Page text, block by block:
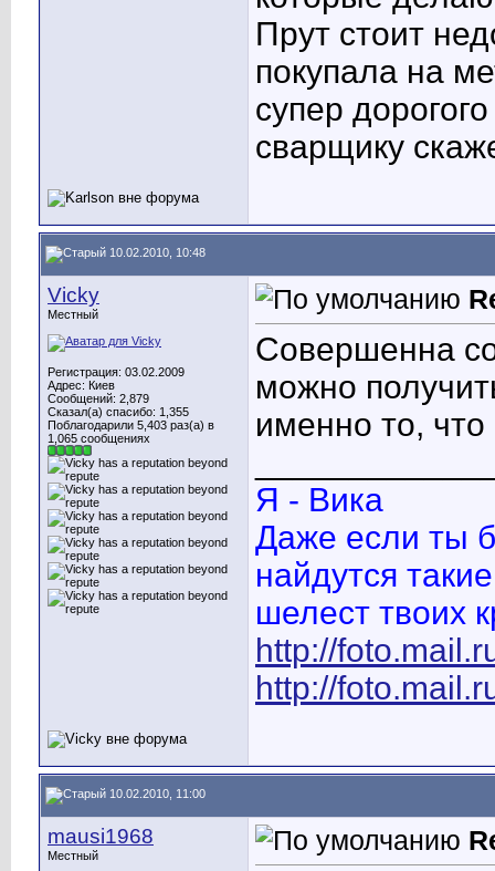
Прут стоит
покупала на
супер
сварщику
10.02.2010, 10:48
Vicky
Местный
Регистрация: 03.02.2009
Адрес: Киев
Сообщений: 2,879
Сказал(а) спасибо: 1,355
Поблагодарили 5,403 раз(а) в
1,065 сообщениях
Совершенна
можно
именно то, что
Я - Вика
Даже если ты
найдутся
шелест твоих
http://
http://
10.02.2010, 11:00
mausi1968
Местный